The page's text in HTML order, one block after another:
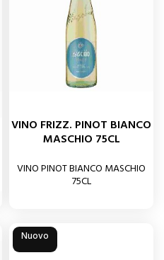
VINO FRIZZ. PINOT BIANCO
MASCHIO 75CL
VINO PINOT BIANCO MASCHIO
75CL
Nuovo